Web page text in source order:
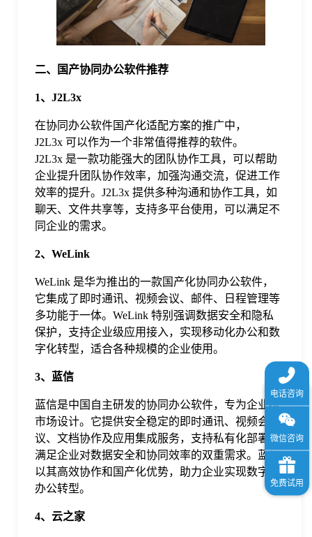
二、国产协同办公软件推荐
1、J2L3x
在协同办公软件国产化适配方案的推广中，
J2L3x 可以作为一个非常值得推荐的软件。
J2L3x 是一款功能强大的团队协作工具，可以帮助
企业提升团队协作效率，加强沟通交流，促进工作
效率的提升。J2L3x 提供多种沟通和协作工具，如
聊天、文件共享等，支持多平台使用，可以满足不
同企业的需求。
2、WeLink
WeLink 是华为推出的一款国产化协同办公软件，
它集成了即时通讯、视频会议、邮件、日程管理等
多功能于一体。WeLink 特别强调数据安全和隐私
保护，支持企业级应用接入，实现移动化办公和数
字化转型，适合各种规模的企业使用。
3、蓝信
蓝信是中国自主研发的协同办公软件，专为企业级
市场设计。它提供安全稳定的即时通讯、视频会
议、文档协作及应用集成服务，支持私有化部署，
满足企业对数据安全和协同效率的双重需求。蓝信
以其高效协作和国产化优势，助力企业实现数字化
办公转型。
4、云之家